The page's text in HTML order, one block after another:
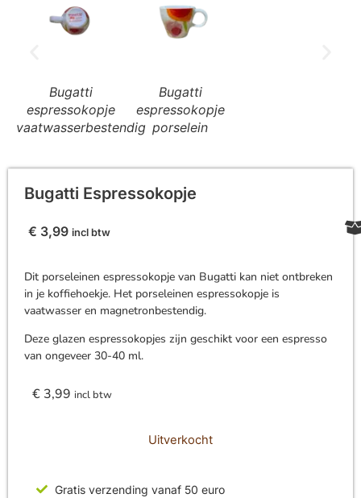
Bugatti
espressokopje
vaatwasserbestendig
Bugatti
espressokopje
porselein
Bugatti Espressokopje
€ 3,99 incl btw
Dit porseleinen espressokopje van Bugatti kan niet ontbreken
in je koffiehoekje. Het porseleinen espressokopje is
vaatwasser en magnetronbestendig.
Deze glazen espressokopjes zijn geschikt voor een espresso
van ongeveer 30-40 ml.
€ 3,99 incl btw
Uitverkocht
Gratis verzending vanaf 50 euro